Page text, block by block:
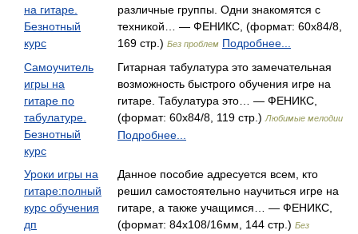
на гитаре.
Безнотный
курс
различные группы. Одни знакомятся с
техникой… — ФЕНИКС, (формат: 60x84/8,
169 стр.) Без проблем Подробнее...
Самоучитель
игры на
гитаре по
табулатуре.
Безнотный
курс
Гитарная табулатура это замечательная
возможность быстрого обучения игре на
гитаре. Табулатура это… — ФЕНИКС,
(формат: 60x84/8, 119 стр.) Любимые мелодии
Подробнее...
Уроки игры на
гитаре:полный
курс обучения
дп
Данное пособие адресуется всем, кто
решил самостоятельно научиться игре на
гитаре, а также учащимся… — ФЕНИКС,
(формат: 84x108/16мм, 144 стр.) Без